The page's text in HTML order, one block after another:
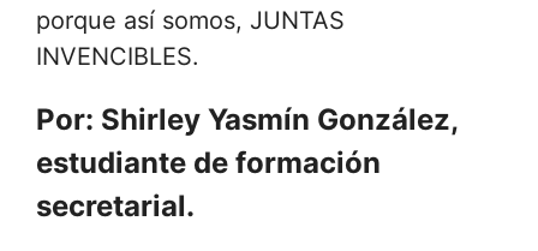
porque así somos, JUNTAS
INVENCIBLES.
Por: Shirley Yasmín González,
estudiante de formación
secretarial.